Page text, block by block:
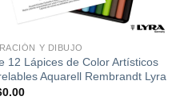
Y DIBUJO
12 Lápices de Color Artísticos
Aquarell Rembrandt Lyra